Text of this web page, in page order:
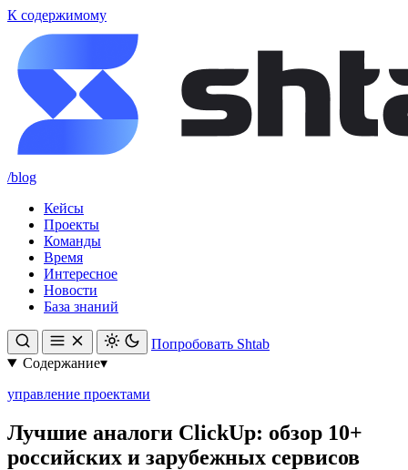
К содержимому
/blog
Кейсы
Проекты
Команды
Время
Интересное
Новости
База знаний
Попробовать Shtab
Содержание▾
управление проектами
Лучшие аналоги ClickUp: обзор 10+
российских и зарубежных сервисов